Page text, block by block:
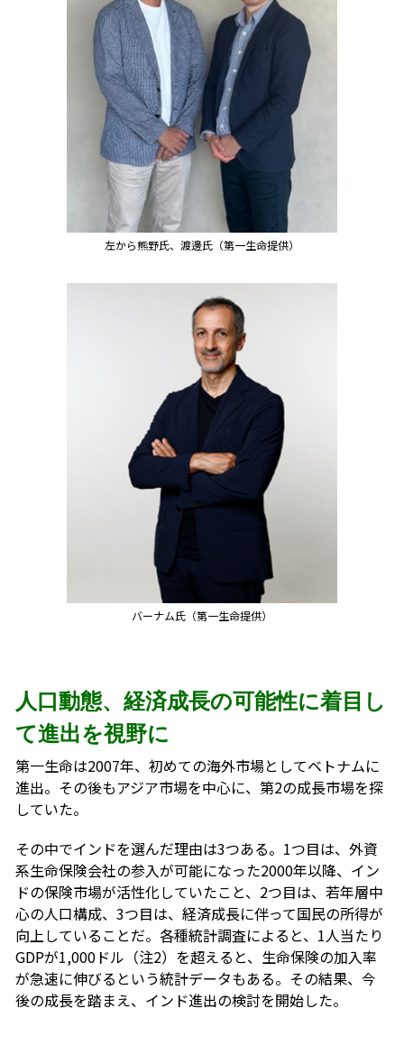
左から熊野氏、渡邊氏（第一生命提供）
バーナム氏（第一生命提供）
人口動態、経済成長の可能性に着目し
て進出を視野に
第一生命は2007年、初めての海外市場としてベトナムに
進出。その後もアジア市場を中心に、第2の成長市場を探
していた。
その中でインドを選んだ理由は3つある。1つ目は、外資
系生命保険会社の参入が可能になった2000年以降、イン
ドの保険市場が活性化していたこと、2つ目は、若年層中
心の人口構成、3つ目は、経済成長に伴って国民の所得が
向上していることだ。各種統計調査によると、1人当たり
GDPが1,000ドル（注2）を超えると、生命保険の加入率
が急速に伸びるという統計データもある。その結果、今
後の成長を踏まえ、インド進出の検討を開始した。